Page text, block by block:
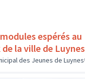
espérés au
la ville de Luynes
des Jeunes de Luynes